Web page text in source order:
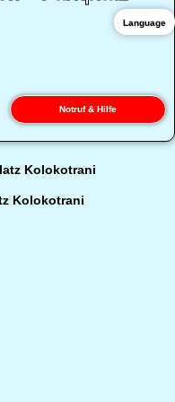
Notruf & Hilfe
Kolokotrani
Kolokotrani
Language